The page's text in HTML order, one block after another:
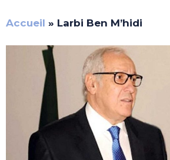
Accueil » Larbi Ben M’hidi